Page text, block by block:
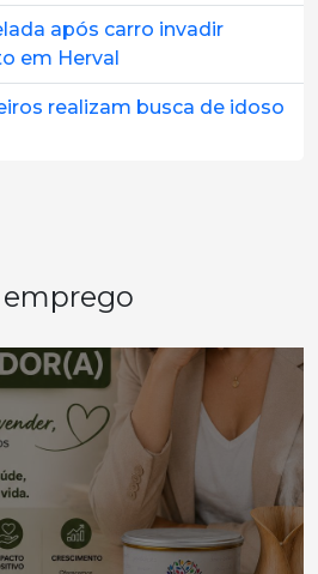
após carro invadir
em Herval
realizam busca de idoso
emprego